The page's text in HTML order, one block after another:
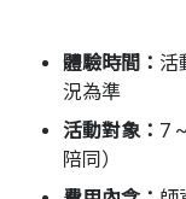
單元 4
單元 5 惜
每個單元透過
任務】與【門
體驗時間： 活
況為準
活動對象： 7
陪同）